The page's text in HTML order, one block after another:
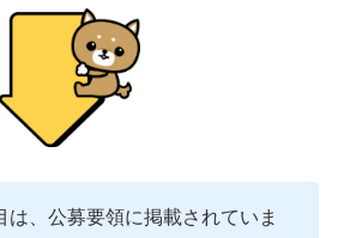
は、公募要領に掲載されていま